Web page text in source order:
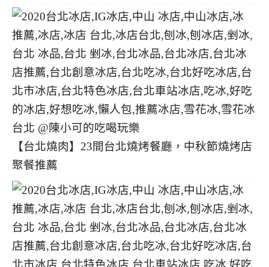
【台北燒肉】23間台北燒烤餐廳，中秋節燒烤店
聚餐推薦